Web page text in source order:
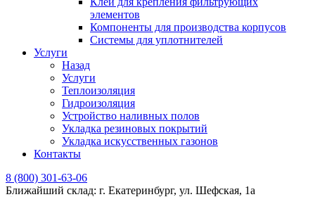
элементов
Компоненты для производства корпусов
Системы для уплотнителей
Услуги
Назад
Услуги
Теплоизоляция
Гидроизоляция
Устройство наливных полов
Укладка резиновых покрытий
Укладка искусственных газонов
Контакты
8 (800) 301-63-06
Ближайший склад: г. Екатеринбург, ул. Шефская, 1а